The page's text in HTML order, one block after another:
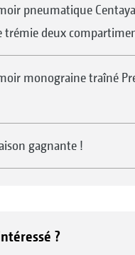
pneumatique
trémie deux
monograine traîné
gagnante !
?